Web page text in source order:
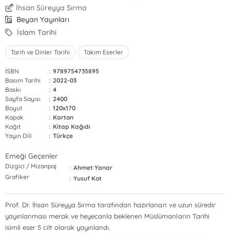
İhsan Süreyya Sırma
Beyan Yayınları
İslam Tarihi
Tarih ve Dinler Tarihi Takım Eserler
ISBN : 9789754735895
Basım Tarihi
: 2022-03
Baskı
: 4
Sayfa Sayısı
: 2400
Boyut
: 120x170
Kapak
: Karton
Kağıt
: Kitap Kağıdı
Yayın Dili
: Türkçe
Emeği Geçenler
Dizgici / Mizanpaj : Ahmet Yanar
Grafiker
: Yusuf Kot
Prof. Dr. İhsan Süreyya Sırma tarafından hazırlanan ve uzun süredir
yayınlanması merak ve heyecanla beklenen Müslümanların Tarihi
isimli eser 5 cilt olarak yayınlandı.